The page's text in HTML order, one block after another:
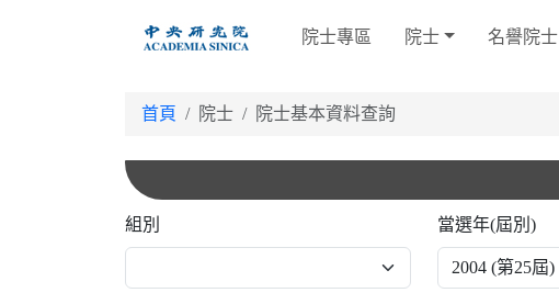
院士專區 院士 名譽院士
首頁 院士 院士基本資料查詢
組別 當選年(屆別)